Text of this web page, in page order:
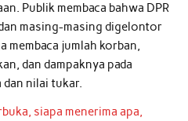
Publik membaca bahwa DPR
masing-masing digelontor
membaca jumlah korban,
dan dampaknya pada
dan nilai tukar.
siapa menerima apa,